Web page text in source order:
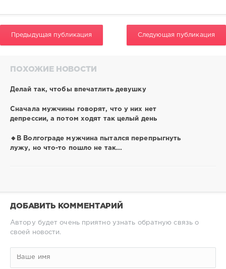
Предыдущая публикация Следующая публикация
ПОХОЖИЕ НОВОСТИ
Делай так, чтобы впечатлить девушку
Сначала мужчины говорят, что у них нет
депрессии, а потом ходят так целый день
🔸В Волгограде мужчина пытался перепрыгнуть
лужу, но что-то пошло не так...
ДОБАВИТЬ КОММЕНТАРИЙ
Автору будет очень приятно узнать обратную связь о
своей новости.